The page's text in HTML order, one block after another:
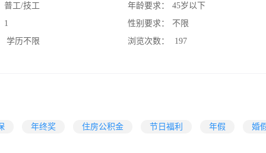
普工/技工
1
学历不限
年龄要求：
45岁以下
性别要求：
不限
浏览次数：
197
年终奖 住房公积金 节日福利 年假 婚